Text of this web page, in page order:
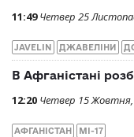
11:49 Четвер 25
JAVELIN ДЖАВЕЛІНИ
В Афганістані
12:20 Четвер 15 Жовтня,
АФГАНІСТАН МІ-17